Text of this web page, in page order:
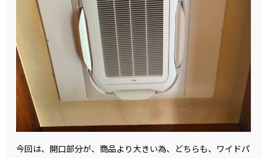
今回は、開口部分が、商品より大きい為、どちらも、ワイドパ